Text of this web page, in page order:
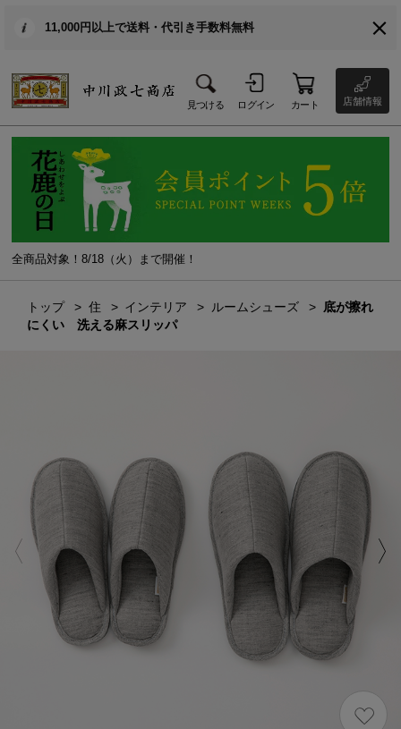
11,000円以上で送料・代引き手数料無料
見つける ログイン カート 店舗情報
全商品対象！8/18（火）まで開催！
トップ 住 インテリア ルームシューズ
底が擦れ
にくい 洗える麻スリッパ